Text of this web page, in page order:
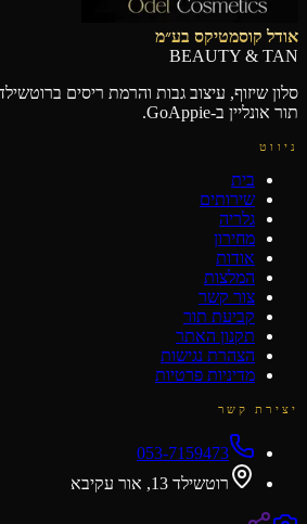
אודל קוסמטיקס בע״מ
BEAUTY & TAN
תור אונליין ב-GoAppie.
ניווט
בית
שירותים
גלריה
מחירון
אודות
המלצות
צור קשר
קביעת תור
תקנון האתר
הצהרת נגישות
מדיניות פרטיות
יצירת קשר
053-7159473
רוטשילד 13, אור עקיבא